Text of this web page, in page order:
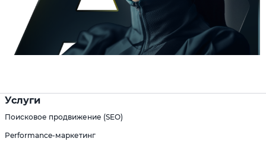
Услуги
Поисковое продвижение (SEO)
Performance-маркетинг